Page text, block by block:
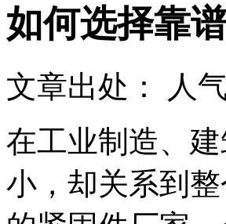
如何选择靠
文章出处： 人
在工业制造、
小，却关系到